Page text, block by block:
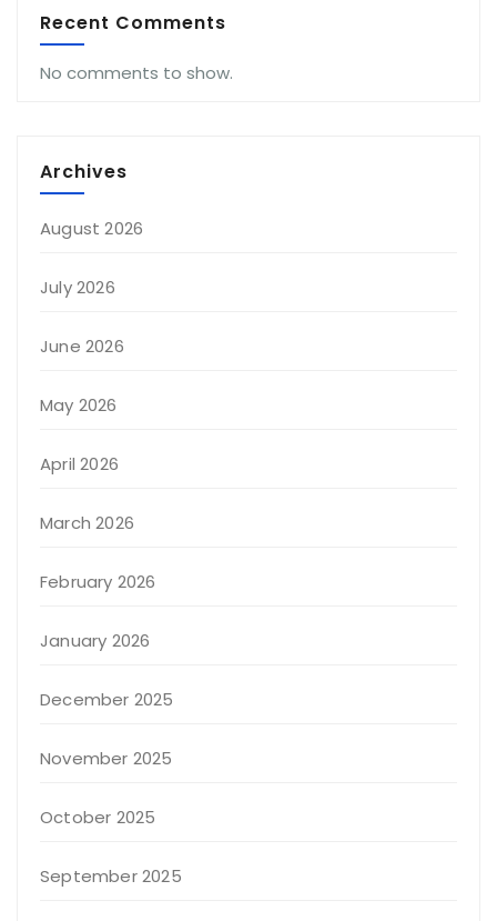
Recent Comments
No comments to show.
Archives
August 2026
July 2026
June 2026
May 2026
April 2026
March 2026
February 2026
January 2026
December 2025
November 2025
October 2025
September 2025